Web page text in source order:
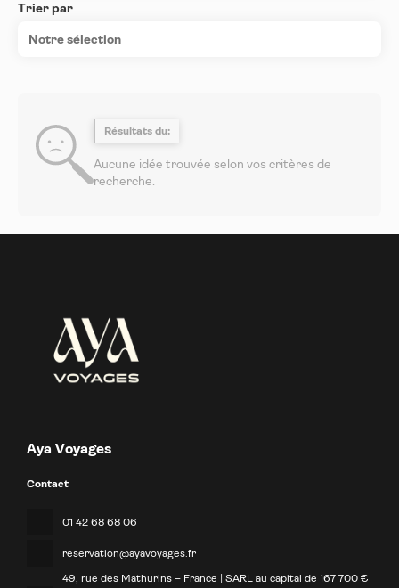
Trier par
Notre sélection
Résultats du:
Aucune idée trouvée selon vos critères de
recherche.
Aya Voyages
Contact
01 42 68 68 06
reservation@ayavoyages.fr
49, rue des Mathurins – France | SARL au capital de 167 700 €